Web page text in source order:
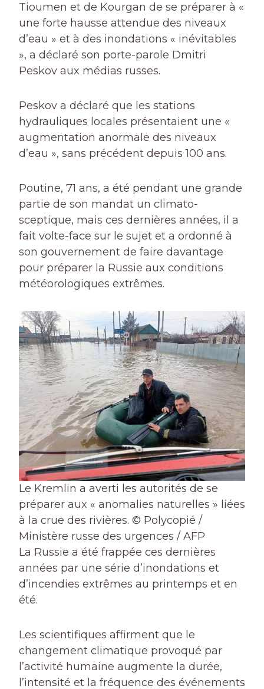
Tioumen et de Kourgan de se préparer à «
une forte hausse attendue des niveaux
d’eau » et à des inondations « inévitables
», a déclaré son porte-parole Dmitri
Peskov aux médias russes.
Peskov a déclaré que les stations
hydrauliques locales présentaient une «
augmentation anormale des niveaux
d’eau », sans précédent depuis 100 ans.
Poutine, 71 ans, a été pendant une grande
partie de son mandat un climato-
sceptique, mais ces dernières années, il a
fait volte-face sur le sujet et a ordonné à
son gouvernement de faire davantage
pour préparer la Russie aux conditions
météorologiques extrêmes.
Le Kremlin a averti les autorités de se
préparer aux « anomalies naturelles » liées
à la crue des rivières. © Polycopié /
Ministère russe des urgences / AFP
La Russie a été frappée ces dernières
années par une série d’inondations et
d’incendies extrêmes au printemps et en
été.
Les scientifiques affirment que le
changement climatique provoqué par
l’activité humaine augmente la durée,
l’intensité et la fréquence des événements